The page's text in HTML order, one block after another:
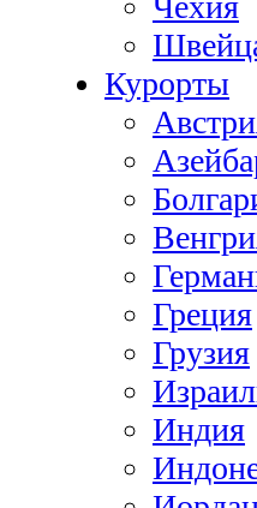
Курорты
Греция
Грузия
Индия